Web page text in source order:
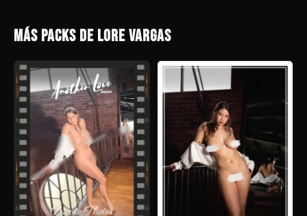
MÁS PACKS DE LORE VARGAS